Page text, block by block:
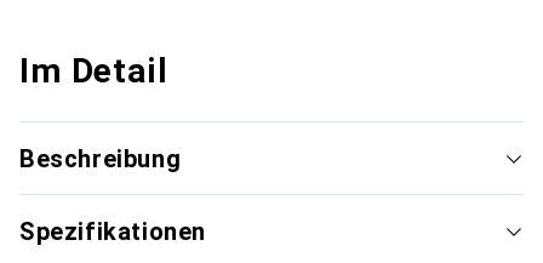
Im Detail
Beschreibung
Spezifikationen